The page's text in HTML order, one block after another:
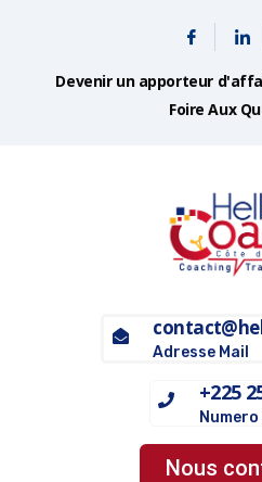
Devenir un apporteur
Foire Aux
Adresse Mail
+225
Nous